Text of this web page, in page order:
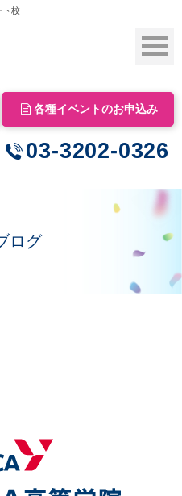
ト校
各種イベントのお申込み
03-3202-0326
ログ